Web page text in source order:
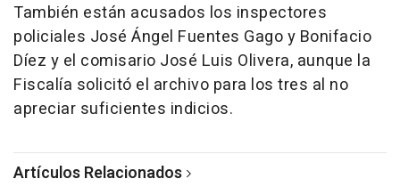
También están acusados los inspectores
policiales José Ángel Fuentes Gago y Bonifacio
Díez y el comisario José Luis Olivera, aunque la
Fiscalía solicitó el archivo para los tres al no
apreciar suficientes indicios.
Artículos Relacionados